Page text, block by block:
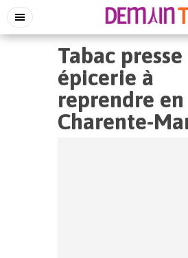
Tabac presse
épicerie à
reprendre en
Charente-